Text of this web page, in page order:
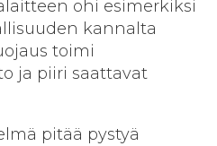
ohi esimerkiksi
kannalta
toimi
ja piiri saattavat
pitää pystyä